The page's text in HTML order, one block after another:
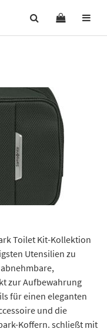
Toilet Kit-Kollektion
Utensilien zu
zur Aufbewahrung
für einen eleganten
und die
Koffern. schließt mit